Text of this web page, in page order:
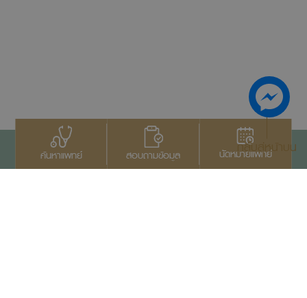
ค้นหาแพทย์ สอบถามข้อมูล นัดหมายแพทย์
กลับสู่หน้าบน